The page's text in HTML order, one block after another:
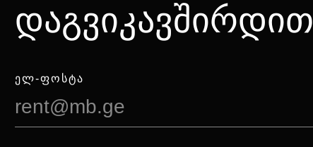
დაგვიკავშირდით
ᲔᲚ-ᲤᲝᲡᲢᲐ
rent@mb.ge